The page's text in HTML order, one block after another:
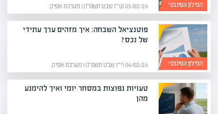
המילון הפיננסי 03/02/26 (ט״ז שבט תשפ״ו) | מערכת אפיק
המילון הפיננסי
פוטנציאל השבחה: איך מזהים ערך עתידי
של נכס?
04/02/26 (י״ז שבט תשפ״ו) | מערכת אפיק
טעויות נפוצות במסחר יומי ואיך להימנע
מהן